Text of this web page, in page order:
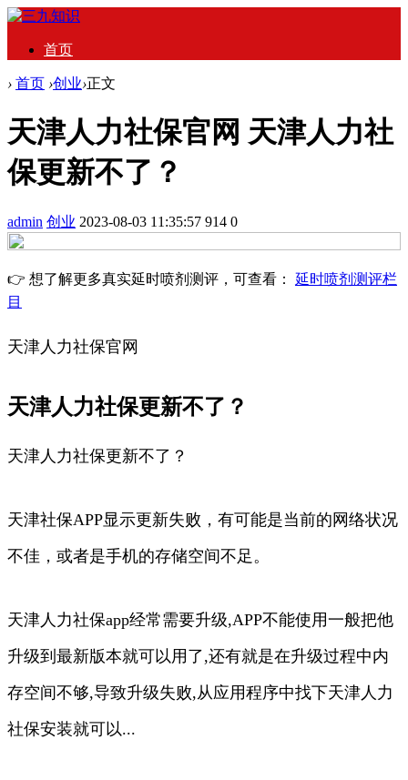
首页
› 首页 ›创业›正文
天津人力社保官网 天津人力社
保更新不了？
admin 创业 2023-08-03 11:35:57 914 0
👉 想了解更多真实延时喷剂测评，可查看： 延时喷剂测评栏
目
天津人力社保官网
天津人力社保更新不了？
天津人力社保更新不了？
天津社保APP显示更新失败，有可能是当前的网络状况
不佳，或者是手机的存储空间不足。
天津人力社保app经常需要升级,APP不能使用一般把他
升级到最新版本就可以用了,还有就是在升级过程中内
存空间不够,导致升级失败,从应用程序中找下天津人力
社保安装就可以...